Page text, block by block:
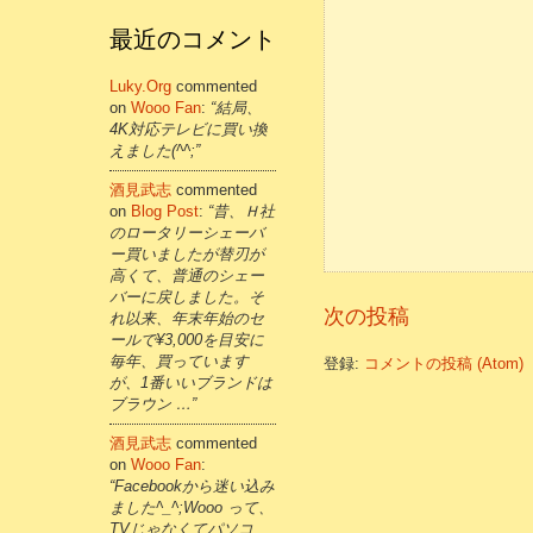
次の投稿
登録: コメントの投稿 (Atom)
最近のコメント
Luky.org commented
on Wooo Fan: “結局、
4K対応テレビに買い換
えました(^^;”
酒見武志 commented
on Blog Post: “昔、Ｈ社
のロータリーシェーバ
ー買いましたが替刃が
高くて、普通のシェー
バーに戻しました。そ
れ以来、年末年始のセ
ールで¥3,000を目安に
毎年、買っています
が、1番いいブランドは
ブラウン …”
酒見武志 commented
on Wooo Fan:
“Facebookから迷い込み
ました^_^;Wooo って、
TVじゃなくてパソコ